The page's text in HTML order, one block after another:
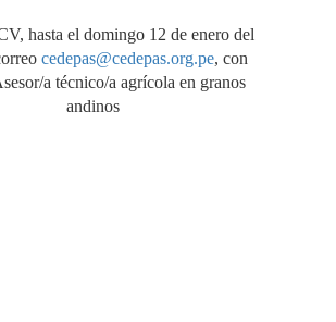
hasta el domingo 12 de enero del
cedepas@cedepas.org.pe, con
a técnico/a agrícola en granos
andinos